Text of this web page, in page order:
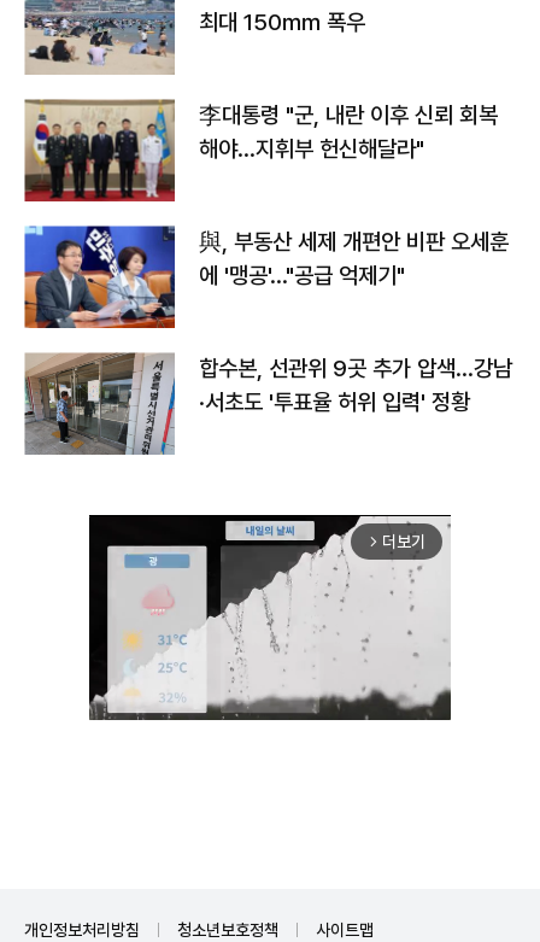
최대 150㎜ 폭우
李대통령 "군, 내란 이후 신뢰 회복
해야…지휘부 헌신해달라"
與, 부동산 세제 개편안 비판 오세훈
에 '맹공'…"공급 억제기"
합수본, 선관위 9곳 추가 압색…강남
·서초도 '투표율 허위 입력' 정황
arrow_forward_ios 더보기
개인정보처리방침 청소년보호정책 사이트맵